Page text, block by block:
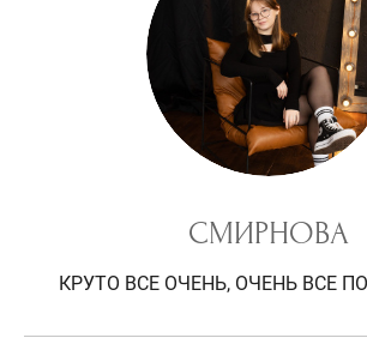
СМИРНОВА
КРУТО ВСЕ ОЧЕНЬ, ОЧЕНЬ ВСЕ